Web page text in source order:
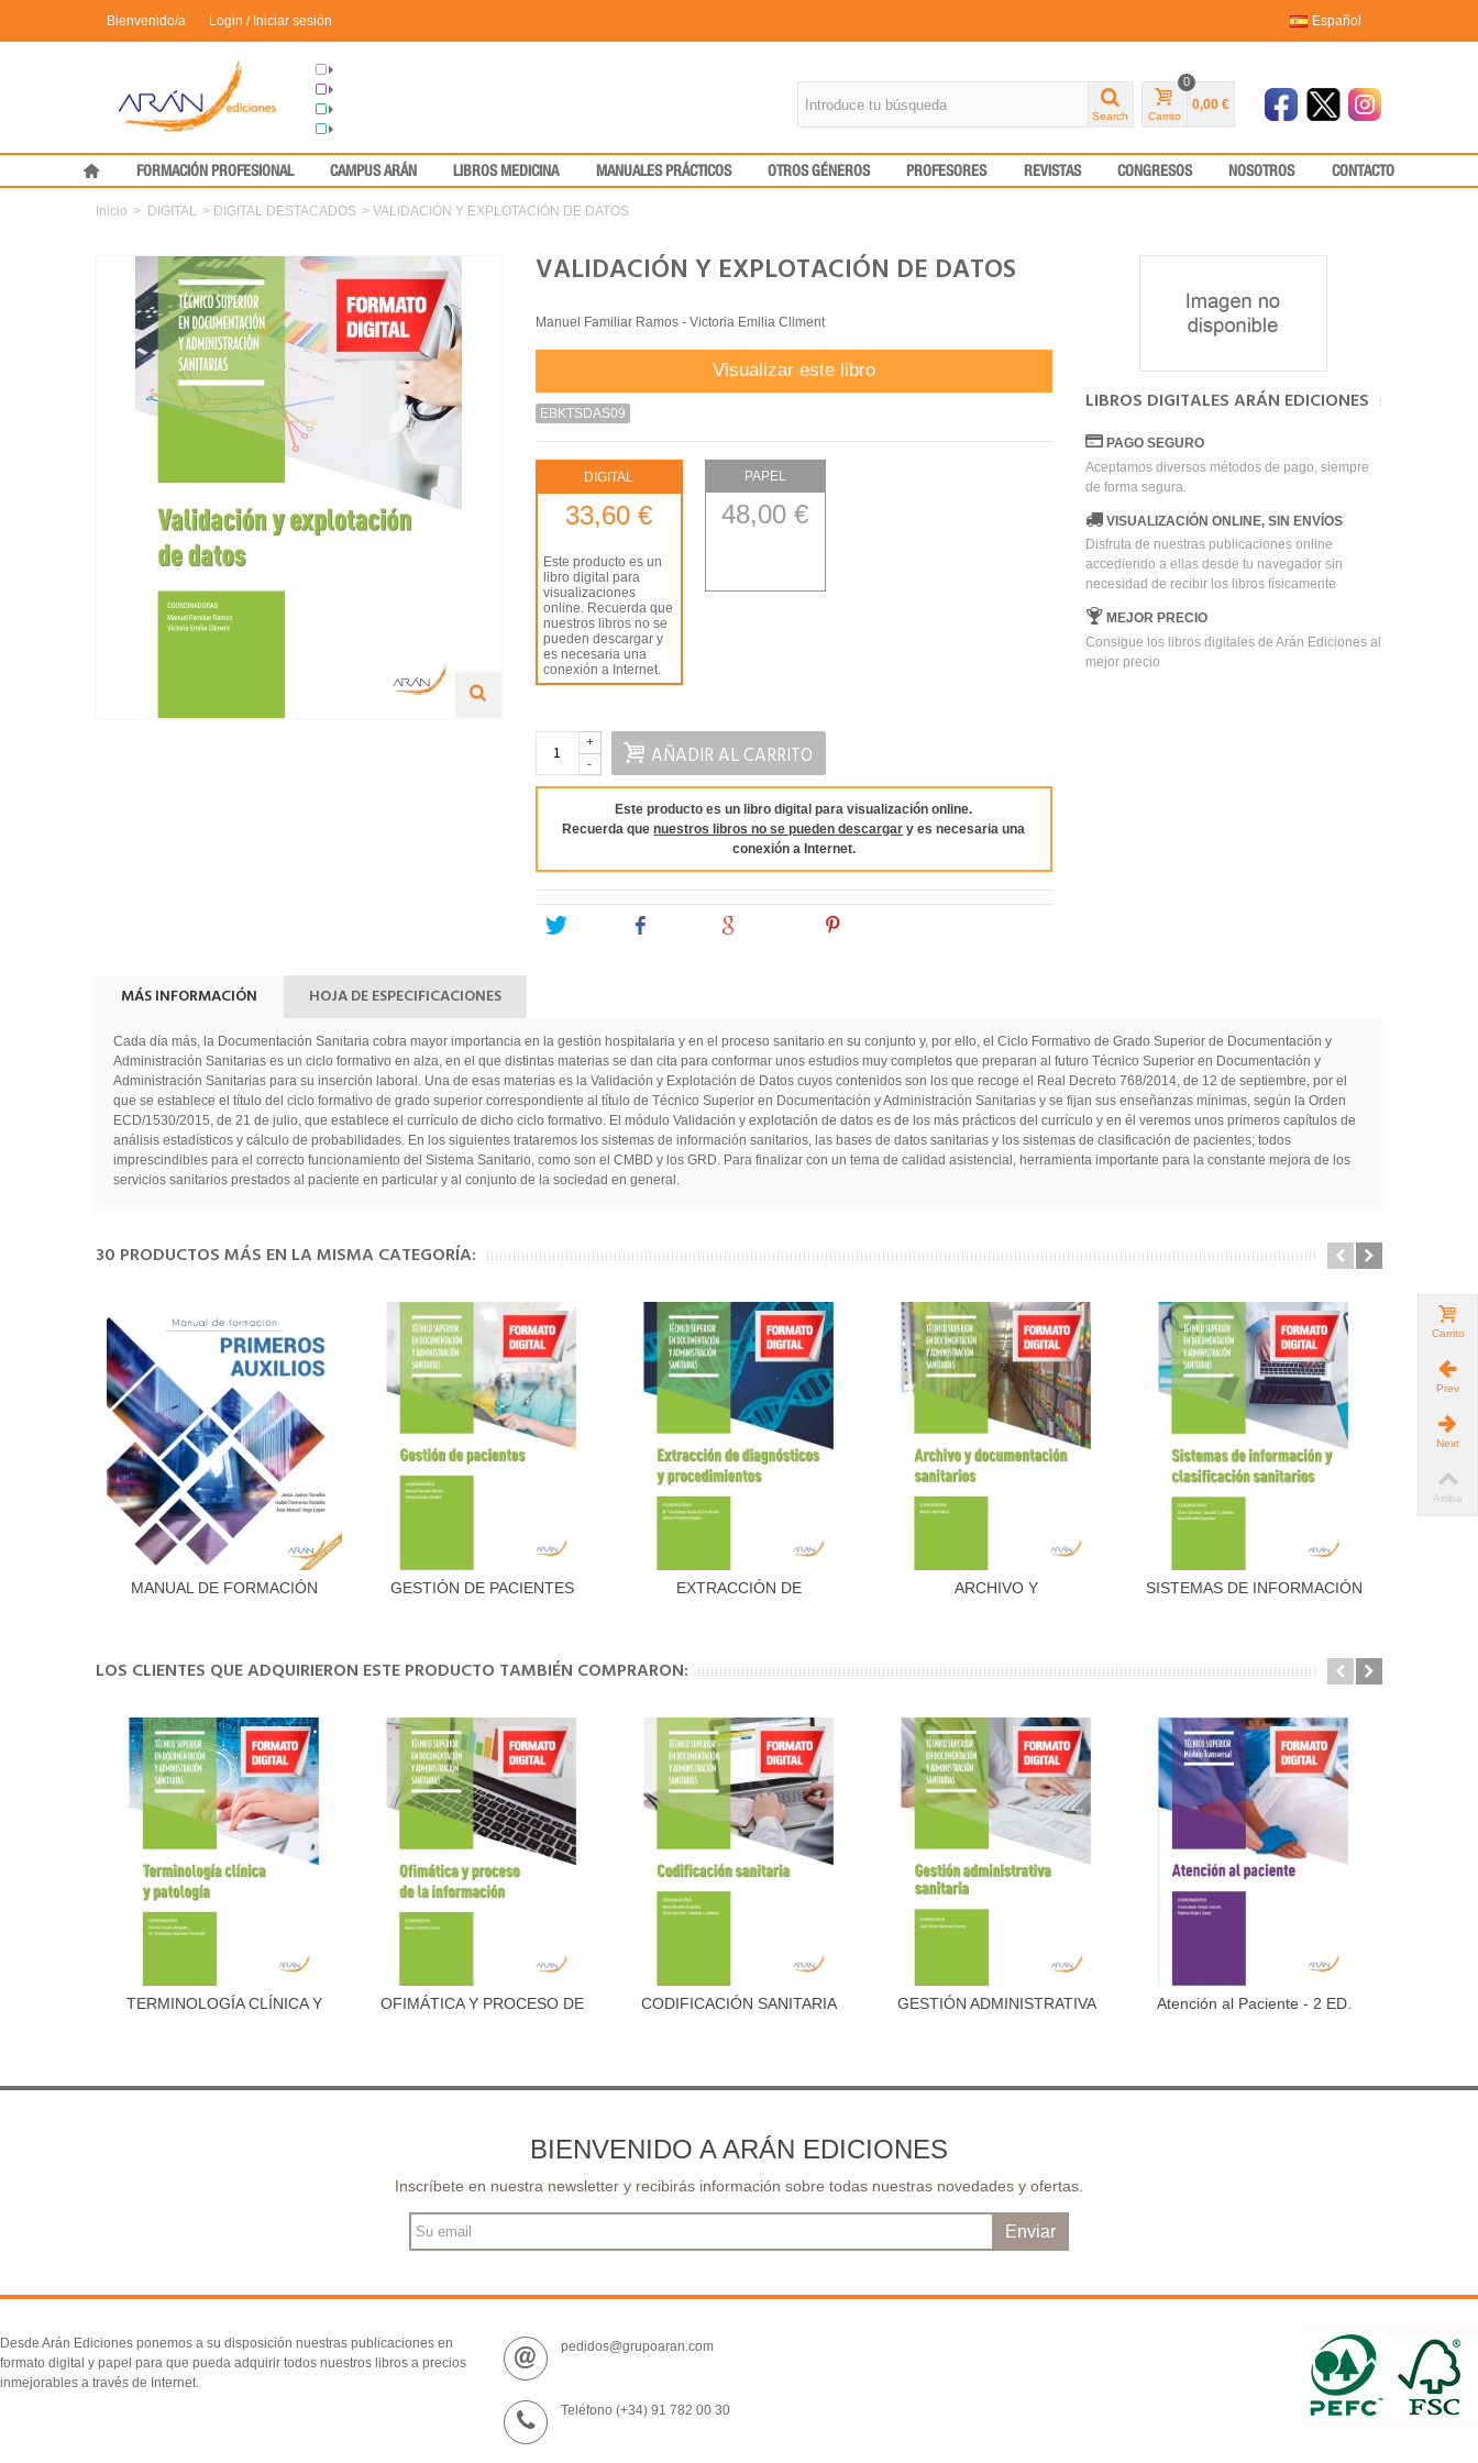
Español
Bienvenido/a Login / Iniciar sesión
Grupo Arán
Congresos
Formación
Medical Press
Search Carrito
0
0,00 €
FORMACIÓN PROFESIONAL CAMPUS ARÁN LIBROS MEDICINA MANUALES PRÁCTICOS OTROS GÉNEROS PROFESORES REVISTAS CONGRESOS NOSOTROS CONTACTO
Inicio > DIGITAL > DIGITAL DESTACADOS > VALIDACIÓN Y EXPLOTACIÓN DE DATOS
VALIDACIÓN Y EXPLOTACIÓN DE DATOS
Manuel Familiar Ramos - Victoria Emilia Climent
Visualizar este libro
EBKTSDAS09
DIGITAL
33,60 €
Este producto es un
libro digital para
visualizaciones
online. Recuerda que
nuestros libros no se
pueden descargar y
es necesaria una
conexión a Internet.
PAPEL
48,00 €
-
+ AÑADIR AL CARRITO
Este producto es un libro digital para visualización online.
Recuerda quenuestros libros no se pueden descargar y es necesaria una
conexión a Internet.
Tweet
LIBROS DIGITALES ARÁN EDICIONES
PAGO SEGURO
Aceptamos diversos métodos de pago, siempre
de forma segura.
VISUALIZACIÓN ONLINE, SIN ENVÍOS
Disfruta de nuestras publicaciones online
accediendo a ellas desde tu navegador sin
necesidad de recibir los libros físicamente
MEJOR PRECIO
Consigue los libros digitales de Arán Ediciones al
mejor precio
MÁS INFORMACIÓN HOJA DE ESPECIFICACIONES
Cada día más, la Documentación Sanitaria cobra mayor importancia en la gestión hospitalaria y en el proceso sanitario en su conjunto y, por ello, el Ciclo Formativo de Grado Superior de Documentación y
Administración Sanitarias es un ciclo formativo en alza, en el que distintas materias se dan cita para conformar unos estudios muy completos que preparan al futuro Técnico Superior en Documentación y
Administración Sanitarias para su inserción laboral. Una de esas materias es la Validación y Explotación de Datos cuyos contenidos son los que recoge el Real Decreto 768/2014, de 12 de septiembre, por el
que se establece el título del ciclo formativo de grado superior correspondiente al título de Técnico Superior en Documentación y Administración Sanitarias y se fijan sus enseñanzas mínimas, según la Orden
ECD/1530/2015, de 21 de julio, que establece el currículo de dicho ciclo formativo. El módulo Validación y explotación de datos es de los más prácticos del currículo y en él veremos unos primeros capítulos de
análisis estadísticos y cálculo de probabilidades. En los siguientes trataremos los sistemas de información sanitarios, las bases de datos sanitarias y los sistemas de clasificación de pacientes; todos
imprescindibles para el correcto funcionamiento del Sistema Sanitario, como son el CMBD y los GRD. Para finalizar con un tema de calidad asistencial, herramienta importante para la constante mejora de los
servicios sanitarios prestados al paciente en particular y al conjunto de la sociedad en general.
30 PRODUCTOS MÁS EN LA MISMA CATEGORÍA:
Añadir al carrito
MANUAL DE FORMACIÓN
Añadir al carrito
GESTIÓN DE PACIENTES Añadir al carrito
EXTRACCIÓN DE
Añadir al carrito
ARCHIVO Y
Añadir al carrito
SISTEMAS DE INFORMACIÓN
LOS CLIENTES QUE ADQUIRIERON ESTE PRODUCTO TAMBIÉN COMPRARON:
Añadir al carrito
TERMINOLOGÍA CLÍNICA Y
Añadir al carrito
OFIMÁTICA Y PROCESO DE
Añadir al carrito
CODIFICACIÓN SANITARIA Añadir al carrito
GESTIÓN ADMINISTRATIVA
Añadir al carrito
Atención al Paciente - 2 ED.
BIENVENIDO A ARÁN EDICIONES
Inscríbete en nuestra newsletter y recibirás información sobre todas nuestras novedades y ofertas.
Enviar
Desde Arán Ediciones ponemos a su disposición nuestras publicaciones en
formato digital y papel para que pueda adquirir todos nuestros libros a precios
inmejorables a través de Internet.
pedidos@grupoaran.com
Teléfono (+34) 91 782 00 30
Carrito
Prev
Next
Arriba